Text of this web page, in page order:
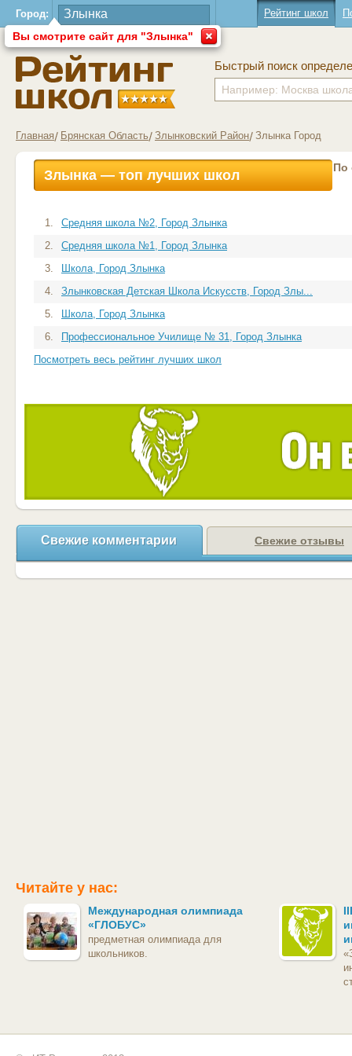
Город:
Вы смотрите сайт для "Злынка"
Рейтинг школ
Быстрый поиск
Главная Брянская Область Злынковский Район Злынка Город
Злынка — топ лучших школ По
1.
Средняя школа №2, Город Злынка
2.
Средняя школа №1, Город Злынка
3.
Школа, Город Злынка
4.
Злынковская Детская Школа Искусств, Город Злы...
5.
Школа, Город Злынка
6.
Профессиональное Училище № 31, Город Злынка
Посмотреть весь рейтинг лучших школ
Свежие комментарии Свежие отзывы
Читайте у нас:
Международная олимпиада
«ГЛОБУС»
предметная олимпиада для
школьников.